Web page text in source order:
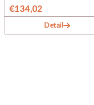
€134,02
Detail